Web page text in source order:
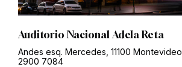
Auditorio Nacional Adela Reta
Andes esq. Mercedes, 11100 Montevideo
2900 7084